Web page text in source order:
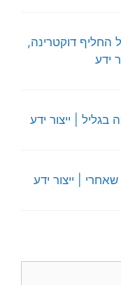
החליף דוקטרינה,
ידע
| ייצור ידע
| ייצור ידע